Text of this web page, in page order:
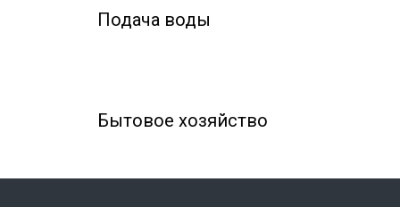
Подача воды
Бытовое хозяйство